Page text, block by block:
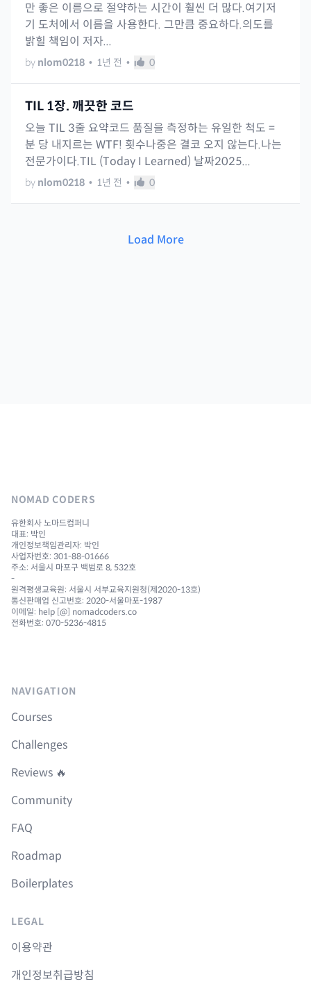
만 좋은 이름으로 절약하는 시간이 훨씬 더 많다.여기저
기 도처에서 이름을 사용한다. 그만큼 중요하다.의도를
밝힐 책임이 저자...
by nlom0218 • 1년 전 • 0
TIL 1장. 깨끗한 코드
오늘 TIL 3줄 요약코드 품질을 측정하는 유일한 척도 =
분 당 내지르는 WTF! 횟수나중은 결코 오지 않는다.나는
전문가이다.TIL (Today I Learned) 날짜2025...
by nlom0218 • 1년 전 • 0
Load More
NOMAD CODERS
유한회사 노마드컴퍼니
대표: 박인
개인정보책임관리자: 박인
사업자번호: 301-88-01666
주소: 서울시 마포구 백범로 8, 532호
-
원격평생교육원: 서울시 서부교육지원청(제2020-13호)
통신판매업 신고번호: 2020-서울마포-1987
이메일: help [@] nomadcoders.co
전화번호: 070-5236-4815
NAVIGATION
Courses
Challenges
Reviews 🔥
Community
FAQ
Roadmap
Boilerplates
LEGAL
이용약관
개인정보취급방침